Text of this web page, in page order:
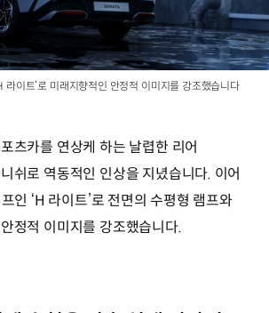
라이트’로 미래지향적인 안정적 이미지를 강조했습니다
츠카를 연상케 하는 날렵한 리어
쉬로 역동적인 인상을 지녔습니다. 이어
인 ‘H 라이트’로 전면의 수평형 램프와
정적 이미지를 강조했습니다.